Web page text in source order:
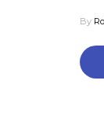
By